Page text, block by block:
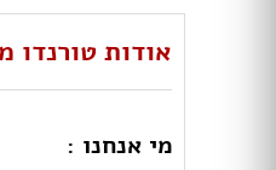
אודות טורנדו
מי אנחנו :